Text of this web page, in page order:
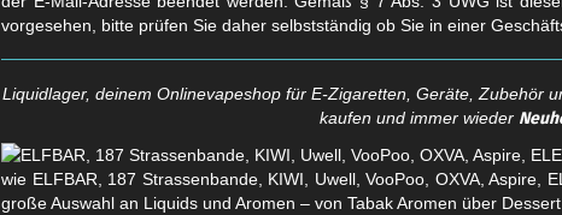
vorgesehen, bitte prüfen Sie daher selbstständig ob Sie in einer
Liquidlager, deinem Onlinevapeshop für E-Zigaretten, Geräte, Zubehör
kaufen und immer wieder
wie ELFBAR, 187 Strassenbande, KIWI, Uwell, VooPoo, OXVA, Aspire,
große Auswahl an Liquids und Aromen – von Tabak Aromen über